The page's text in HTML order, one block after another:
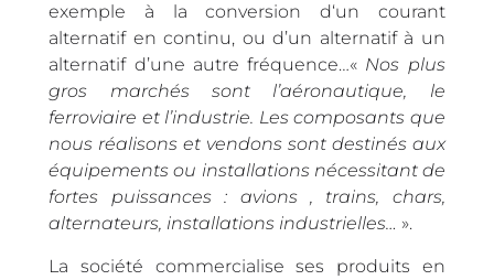
exemple à la conversion d‘un courant
alternatif en continu, ou d’un alternatif à un
alternatif d’une autre fréquence…« Nos plus
gros marchés sont l’aéronautique, le
ferroviaire et l’industrie. Les composants que
nous réalisons et vendons sont destinés aux
équipements ou installations nécessitant de
fortes puissances : avions , trains, chars,
alternateurs, installations industrielles… ».
La société commercialise ses produits en